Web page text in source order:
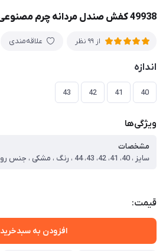
49938 کفش صندل مردانه چرم مصنوعی مشکی
از 99 نظر علاقه‌مندی
اندازه
40
41
42
43
ویژگی‌ها
مشخصات
قیمت:
افزودن به سبدخرید